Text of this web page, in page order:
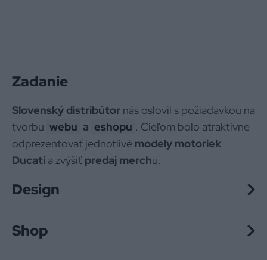
Zadanie
Slovenský distribútor nás oslovil s požiadavkou na
tvorbu webu a eshopu . Cieľom bolo atraktívne
odprezentovať jednotlivé modely motoriek
Ducati a zvýšiť predaj merchu.
Design
Shop